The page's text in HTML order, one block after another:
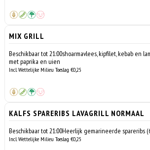
MIX GRILL
Beschikbaar tot 21:00shoarmavlees, kipfilet, kebab en
met paprika en uien
Incl. Wettelijke Milieu Toeslag €0,25
KALFS SPARERIBS LAVAGRILL NORMAAL
Beschikbaar tot 21:00Heerlijk gemarineerde spareribs
Incl. Wettelijke Milieu Toeslag €0,25